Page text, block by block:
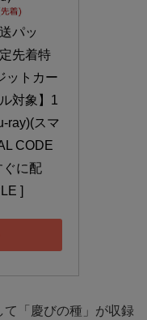
パッ
先着特
ットカー
対象】1
ray)(スマ
CODE
ぐに配
]
て「慶びの種」が収録